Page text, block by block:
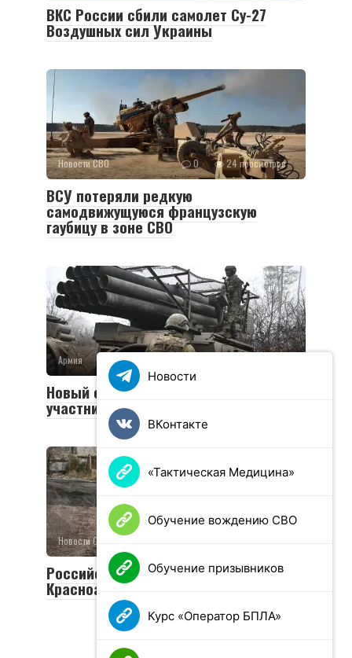
ВКС России сбили самолет Су-27
Воздушных сил Украины
Новости СВО 0 24 просмотров
ВСУ потеряли редкую
самодвижущуюся французскую
гаубицу в зоне СВО
Армия
Новый социальный контракт для
участников СВО
Новости СВО
Российская армия освободила
Красноармейск и Волчанск
Новости
ВКонтакте
«Тактическая Медицина»
Обучение вождению СВО
Обучение призывников
Курс «Оператор БПЛА»